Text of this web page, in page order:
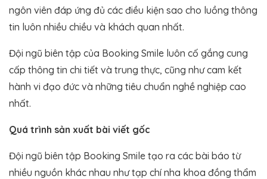
ngôn viên đáp ứng đủ các điều kiện sao cho luồng thông
tin luôn nhiều chiều và khách quan nhất.
Đội ngũ biên tập của Booking Smile luôn cố gắng cung
cấp thông tin chi tiết và trung thực, cũng như cam kết
hành vi đạo đức và những tiêu chuẩn nghề nghiệp cao
nhất.
Quá trình sản xuất bài viết gốc
Đội ngũ biên tập Booking Smile tạo ra các bài báo từ
nhiều nguồn khác nhau như tạp chí nha khoa đồng thẩm